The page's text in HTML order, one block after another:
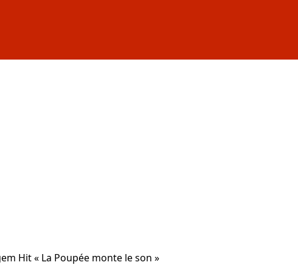
Hit « La Poupée monte le son »